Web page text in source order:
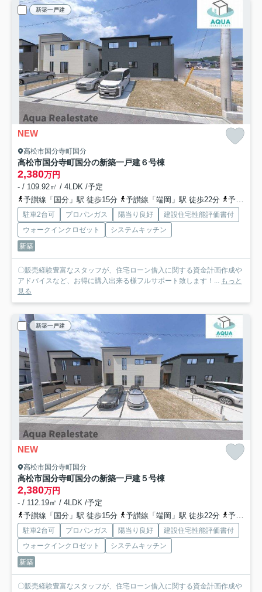
新築一戸建
NEW
高松市国分寺町国分
高松市国分寺町国分の新築一戸建６号棟
2,380万円
- / 109.92㎡ / 4LDK /予定
予讃線「国分」駅 徒歩15分
予讃線「端岡」駅 徒歩22分 予讃線「讃岐府中」駅 徒歩42分
駐車2台可 プロパンガス 陽当り良好
建設住宅性能評価書付
ウォークインクロゼット
システムキッチン
新築
〇販売経験豊富なスタッフが、住宅ローン借入に関する資金計画作成や
アドバイスなど、お得に購入出来る様フルサポート致します！... もっと
見る
新築一戸建
NEW
高松市国分寺町国分
高松市国分寺町国分の新築一戸建５号棟
2,380万円
- / 112.19㎡ / 4LDK /予定
予讃線「国分」駅 徒歩15分
予讃線「端岡」駅 徒歩22分 予讃線「讃岐府中」駅 徒歩42分
駐車2台可 プロパンガス 陽当り良好
建設住宅性能評価書付
ウォークインクロゼット
システムキッチン
新築
〇販売経験豊富なスタッフが、住宅ローン借入に関する資金計画作成や